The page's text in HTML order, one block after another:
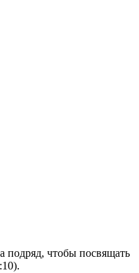
подряд, чтобы посвящать